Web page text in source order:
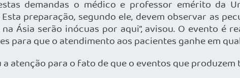
demandas o médico e professor emérito da
preparação, segundo ele, devem observar as
Ásia serão inócuas por aqui”, avisou. O evento
para que o atendimento aos pacientes ganhe em
atenção para o fato de que o eventos que